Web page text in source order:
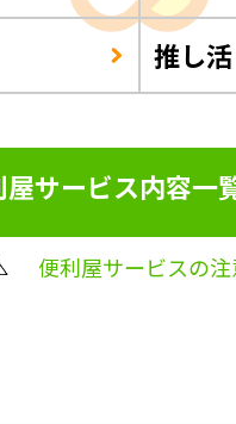
推し
屋サービス内容一
便利屋サービスの